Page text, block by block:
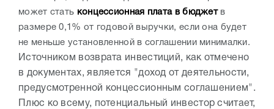
может стать концессионная плата в бюджет в
размере 0,1% от годовой выручки, если она будет
не меньше установленной в соглашении минималки.
Источником возврата инвестиций, как отмечено
в документах, является "доход от деятельности,
предусмотренной концессионным соглашением".
Плюс ко всему, потенциальный инвестор считает,